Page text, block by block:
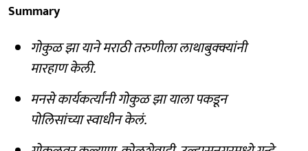
Summary
गोकुळ झा याने मराठी तरुणीला लाथाबुक्क्यांनी
मारहाण केली.
मनसे कार्यकर्त्यांनी गोकुळ झा याला पकडून
पोलिसांच्या स्वाधीन केलं.